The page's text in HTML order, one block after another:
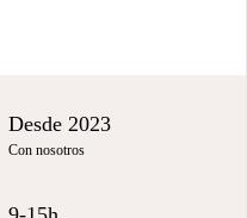
Desde 2023
Con nosotros